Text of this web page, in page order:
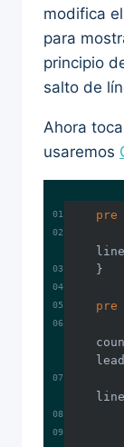
modifica
para
principio
salto de
Ahora
usaremos
pre
pre